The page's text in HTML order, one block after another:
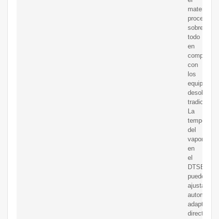
material
procesado,
sobre
todo
en
con
los
equipos
La
del
vapor
en
el
DTSE
puede
ajustarse
adaptando